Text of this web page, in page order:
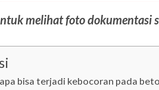
melihat foto dokumentasi
bisa terjadi kebocoran pada